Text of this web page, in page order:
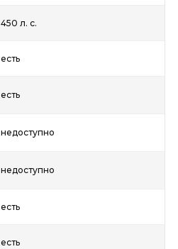
450 л. с.
есть
есть
недоступно
недоступно
есть
есть